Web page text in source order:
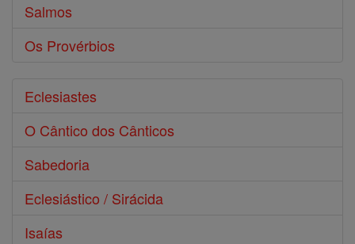
Salmos
Os Provérbios
Eclesiastes
O Cântico dos Cânticos
Sabedoria
Eclesiástico / Sirácida
Isaías